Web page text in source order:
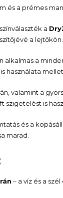
és a prémes
a
a lejtőkön.
alkalmas a
használata
valamint a
szigetelést is
és a
marad.
– a víz és a